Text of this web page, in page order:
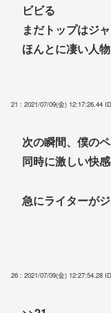
ビビる
まだトップはジ
ほんとに凄い人
21 : 2021/07/09(金) 12:17:26.44
次の瞬間、僕の
同時に激しい快
急にライターが
26 : 2021/07/09(金) 12:27:54.28